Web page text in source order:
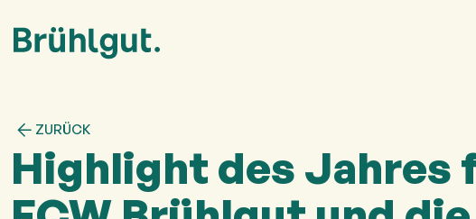
ZURÜCK
Highlight des Jahres